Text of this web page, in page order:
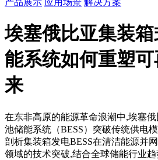
埃塞俄比亚集装箱
能系统如何重塑
来
在东非高原的能源革命浪潮中,埃塞
池储能系统（BESS）突破传统供电
剖析集装箱发电BESS在清洁能源并
领域的技术突破,结合全球储能行业